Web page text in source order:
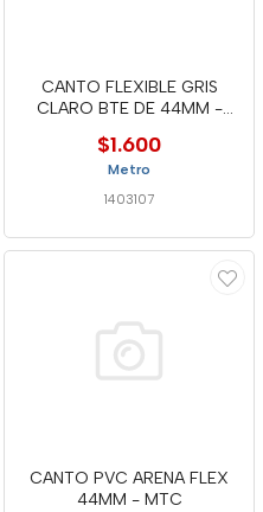
CANTO FLEXIBLE GRIS
CLARO BTE DE 44MM -
$1.600
Metro
1403107
CANTO PVC ARENA FLEX
44MM - MTC